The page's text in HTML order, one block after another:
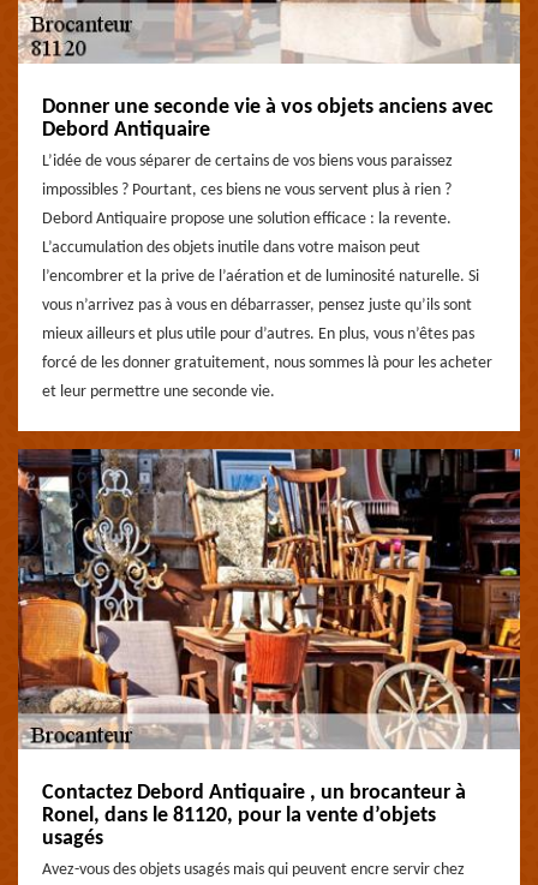
Donner une seconde vie à vos objets anciens avec
Debord Antiquaire
L’idée de vous séparer de certains de vos biens vous paraissez
impossibles ? Pourtant, ces biens ne vous servent plus à rien ?
Debord Antiquaire propose une solution efficace : la revente.
L’accumulation des objets inutile dans votre maison peut
l’encombrer et la prive de l’aération et de luminosité naturelle. Si
vous n’arrivez pas à vous en débarrasser, pensez juste qu’ils sont
mieux ailleurs et plus utile pour d’autres. En plus, vous n’êtes pas
forcé de les donner gratuitement, nous sommes là pour les acheter
et leur permettre une seconde vie.
Contactez Debord Antiquaire , un brocanteur à
Ronel, dans le 81120, pour la vente d’objets
usagés
Avez-vous des objets usagés mais qui peuvent encre servir chez